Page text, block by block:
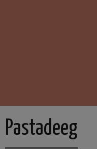
Pastadeeg